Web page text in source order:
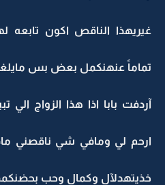
غيريهذا الناقص اكون تابعه
تماماً عنهنكمل بعض بس مايلغي
آردفت بابا اذا هذا الزواج الي
ارحم لي ومافي شي ناقصني
خذيتهدلآل وكمال وحب